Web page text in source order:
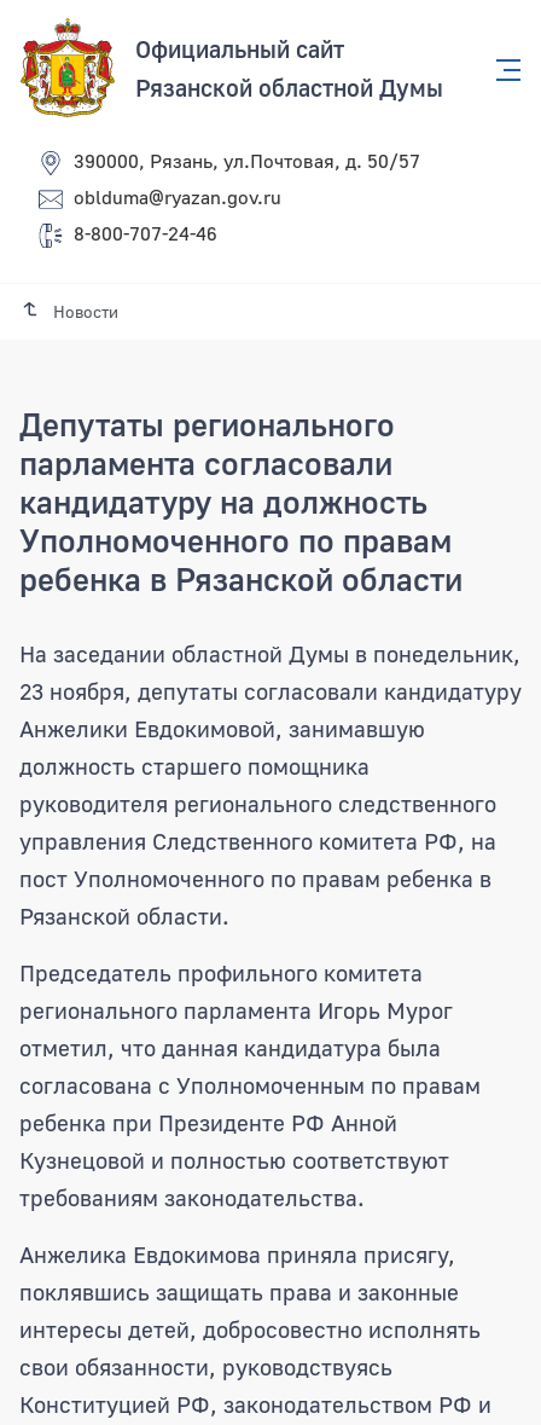
Официальный сайт
Рязанской областной Думы
390000, Рязань, ул.Почтовая, д. 50/57
oblduma@ryazan.gov.ru
8-800-707-24-46
Новости
Депутаты регионального
парламента согласовали
кандидатуру на должность
Уполномоченного по правам
ребенка в Рязанской области
Депутаты регионального парламента
На заседании областной Думы в понедельник,
23 ноября, депутаты согласовали кандидатуру
Анжелики Евдокимовой, занимавшую
должность старшего помощника
руководителя регионального следственного
управления Следственного комитета РФ, на
пост Уполномоченного по правам ребенка в
Рязанской области.
Председатель профильного комитета
регионального парламента Игорь Мурог
отметил, что данная кандидатура была
согласована с Уполномоченным по правам
ребенка при Президенте РФ Анной
Кузнецовой и полностью соответствуют
требованиям законодательства.
Анжелика Евдокимова приняла присягу,
поклявшись защищать права и законные
интересы детей, добросовестно исполнять
свои обязанности, руководствуясь
Конституцией РФ, законодательством РФ и